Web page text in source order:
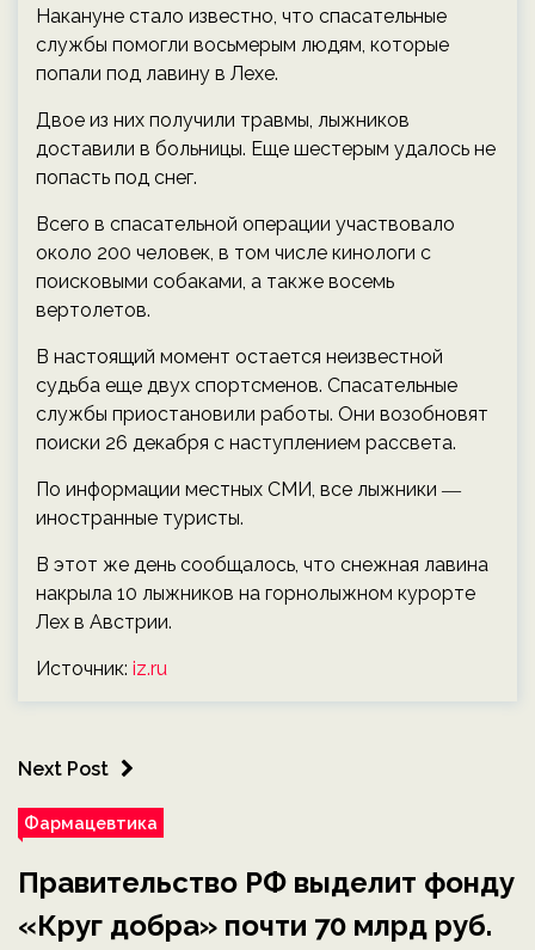
Накануне стало известно, что спасательные
службы помогли восьмерым людям, которые
попали под лавину в Лехе.
Двое из них получили травмы, лыжников
доставили в больницы. Еще шестерым удалось не
попасть под снег.
Всего в спасательной операции участвовало
около 200 человек, в том числе кинологи с
поисковыми собаками, а также восемь
вертолетов.
В настоящий момент остается неизвестной
судьба еще двух спортсменов. Спасательные
службы приостановили работы. Они возобновят
поиски 26 декабря с наступлением рассвета.
По информации местных СМИ, все лыжники ―
иностранные туристы.
В этот же день сообщалось, что снежная лавина
накрыла 10 лыжников на горнолыжном курорте
Лех в Австрии.
Источник: iz.ru
Next Post
Фармацевтика
Правительство РФ выделит фонду
«Круг добра» почти 70 млрд руб.